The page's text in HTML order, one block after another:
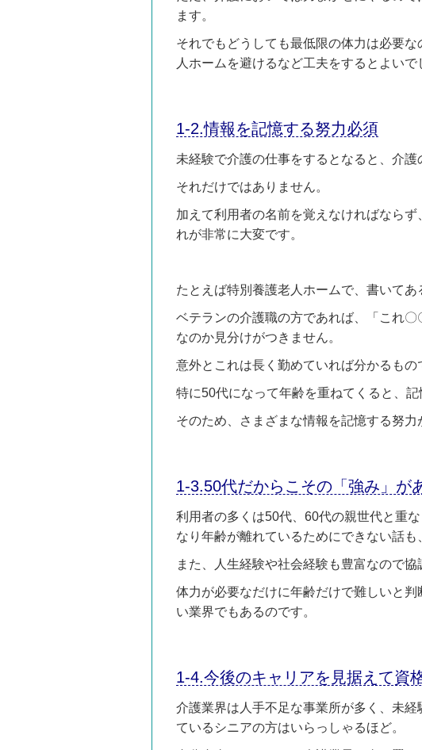
ます。
それでもどうしても最低限の体力は必要
人ホームを避けるなど工夫をするとよいで
1-2.情報を記憶する努力必須
未経験で介護の仕事をするとなると、介
それだけではありません。
加えて利用者の名前を覚えなければなら
れが非常に大変です。
たとえば特別養護老人ホームで、書いて
ベテランの介護職の方であれば、「これ
なのか見分けがつきません。
意外とこれは長く勤めていれば分かるも
特に50代になって年齢を重ねてくると、
そのため、さまざまな情報を記憶する努力
1-3.50代だからこその「強み」が
利用者の多くは50代、60代の親世代と重
なり年齢が離れているためにできない話
また、人生経験や社会経験も豊富なので
体力が必要なだけに年齢だけで難しいと
い業界でもあるのです。
1-4.今後のキャリアを見据えて資
介護業界は人手不足な事業所が多く、未
ているシニアの方はいらっしゃるほど。